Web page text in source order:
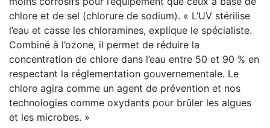
chlore et de sel (chlorure de sodium). « L’UV stérilise
l’eau et casse les chloramines, explique le spécialiste.
Combiné à l’ozone, il permet de réduire la
concentration de chlore dans l’eau entre 50 et 90 % en
respectant la réglementation gouvernementale. Le
chlore agira comme un agent de prévention et nos
technologies comme oxydants pour brûler les algues
et les microbes. »